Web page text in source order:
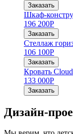
Заказать
Шкаф-
196 200Р
Заказать
Стеллаж
106 100Р
Заказать
Кровать
133 000Р
Заказать
Дизайн-